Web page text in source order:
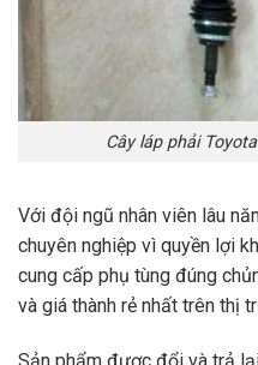
Cây láp phải
Với đội ngũ nhân viên lâu
chuyên nghiệp vì quyền lợi
cung cấp phụ tùng đúng
và giá thành rẻ nhất trên thị